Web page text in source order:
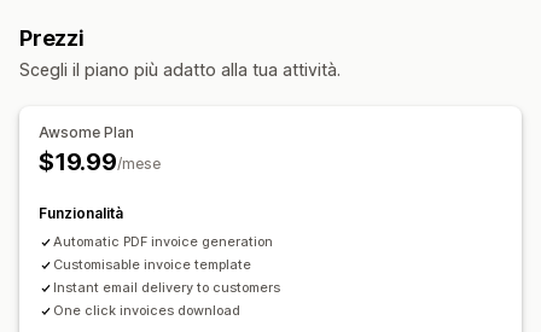
Gestione dei file
Automazione delle email
Prezzi
Scegli il piano più adatto alla tua attività.
Awsome Plan
$19.99/mese
Funzionalità
Automatic PDF invoice generation
Customisable invoice template
Instant email delivery to customers
One click invoices download